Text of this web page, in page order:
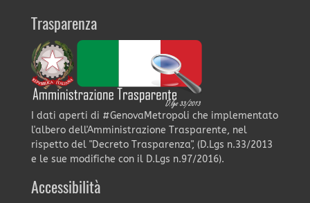
Trasparenza
I dati aperti di #GenovaMetropoli che implementato
l'albero dell'Amministrazione Trasparente, nel
rispetto del "Decreto Trasparenza", (D.Lgs n.33/2013
e le sue modifiche con il D.Lgs n.97/2016).
Accessibilità